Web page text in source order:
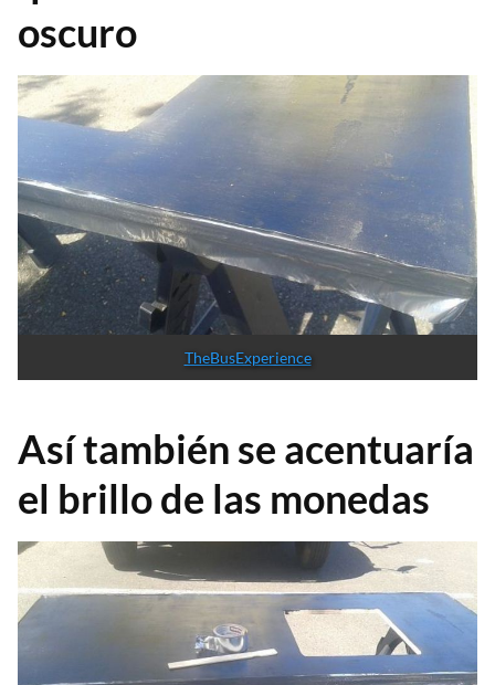
oscuro
TheBusExperience
Así también se acentuaría
el brillo de las monedas